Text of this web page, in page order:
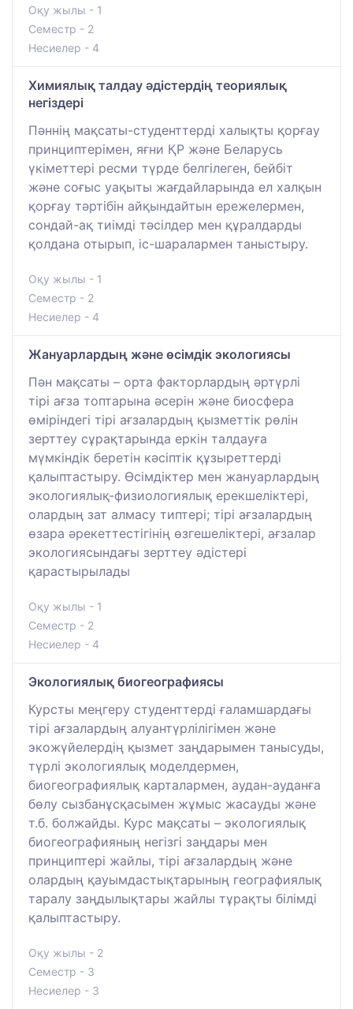
Оқу жылы - 1
Семестр - 2
Несиелер - 4
Химиялық талдау әдістердің теориялық
негіздері
Пәннің мақсаты-студенттерді халықты қорғау
принциптерімен, яғни ҚР және Беларусь
үкіметтері ресми түрде белгілеген, бейбіт
және соғыс уақыты жағдайларында ел халқын
қорғау тәртібін айқындайтын ережелермен,
сондай-ақ тиімді тәсілдер мен құралдарды
қолдана отырып, іс-шаралармен таныстыру.
Оқу жылы - 1
Семестр - 2
Несиелер - 4
Жануарлардың және өсімдік экологиясы
Пән мақсаты – орта факторлардың әртүрлі
тірі ағза топтарына әсерін және биосфера
өміріндегі тірі ағзалардың қызметтік рөлін
зерттеу сұрақтарында еркін талдауға
мүмкіндік беретін кәсіптік құзыреттерді
қалыптастыру. Өсімдіктер мен жануарлардың
экологиялық-физиологиялық ерекшеліктері,
олардың зат алмасу типтері; тірі ағзалардың
өзара әрекеттестігінің өзгешеліктері, ағзалар
экологиясындағы зерттеу әдістері
қарастырылады
Оқу жылы - 1
Семестр - 2
Несиелер - 4
Экологиялық биогеографиясы
Курсты меңгеру студенттерді ғаламшардағы
тірі ағзалардың алуантүрлілігімен және
экожүйелердің қызмет заңдарымен танысуды,
түрлі экологиялық моделдермен,
биогеографиялық карталармен, аудан-ауданға
бөлу сызбанұсқасымен жұмыс жасауды және
т.б. болжайды. Курс мақсаты – экологиялық
биогеографияның негізгі заңдары мен
принциптері жайлы, тірі ағзалардың және
олардың қауымдастықтарының географиялық
таралу заңдылықтары жайлы тұрақты білімді
қалыптастыру.
Оқу жылы - 2
Семестр - 3
Несиелер - 3